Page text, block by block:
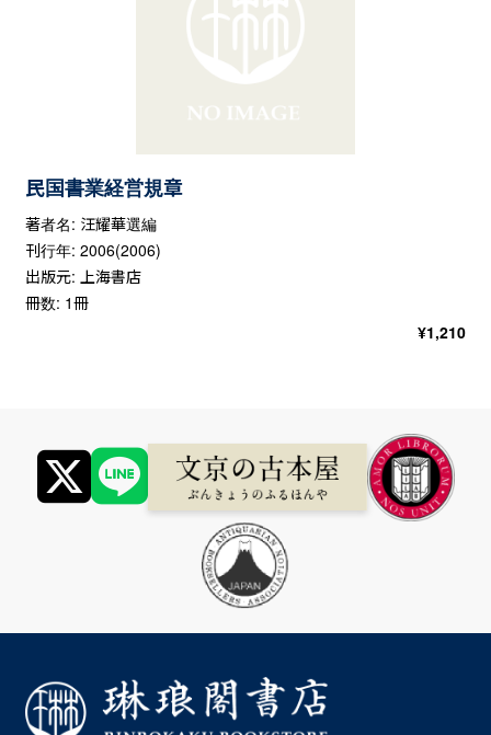
民国書業経営規章
著者名: 汪耀華選編
刊行年: 2006(2006)
出版元: 上海書店
冊数: 1冊
¥1,210